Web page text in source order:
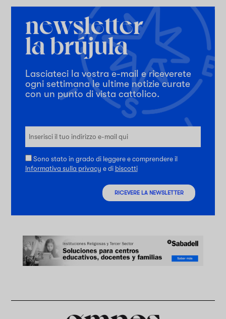
Lasciateci la vostra e-mail e riceverete
ogni settimana le ultime notizie curate
con un punto di vista cattolico.
Sono stato in grado di leggere e comprendere il
Informativa sulla privacy e di biscotti
RICEVERE LA NEWSLETTER